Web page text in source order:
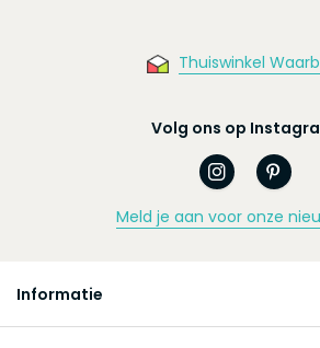
Thuiswinkel
Volg ons op
Meld je aan voor onze
Informatie